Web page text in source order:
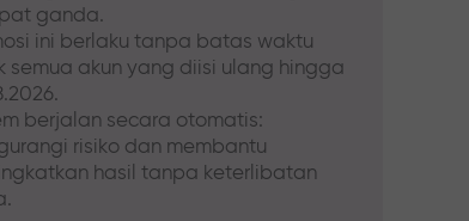
ganda.
ini berlaku tanpa batas waktu
semua akun yang diisi ulang hingga
berjalan secara otomatis:
risiko dan membantu
hasil tanpa keterlibatan